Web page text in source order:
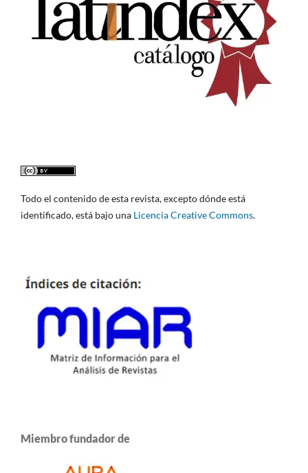
Todo el contenido de esta revista, excepto dónde está
identificado, está bajo una Licencia Creative Commons.
Miembro fundador de